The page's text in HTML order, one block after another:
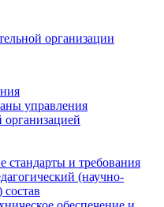
организации
управления
организацией
стандарты и требования
(научно-
состав